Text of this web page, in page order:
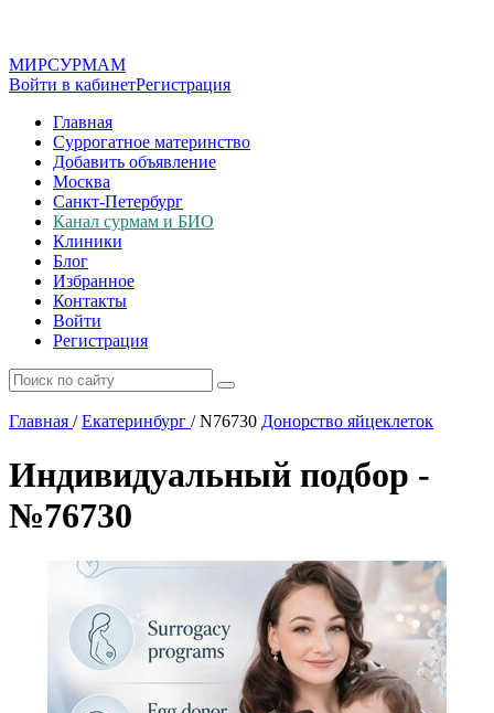
МИРСУРМАМ
Войти в кабинетРегистрация
Главная
Суррогатное материнство
Добавить объявление
Москва
Санкт-Петербург
Канал сурмам и БИО
Клиники
Блог
Избранное
Контакты
Войти
Регистрация
Главная / Екатеринбург /N76730 Донорство яйцеклеток
Индивидуальный подбор -
№76730